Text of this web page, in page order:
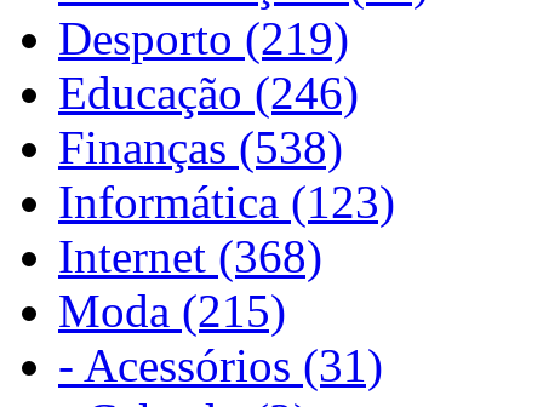
Desporto (219)
Educação (246)
Finanças (538)
Informática (123)
Internet (368)
Moda (215)
- Acessórios (31)